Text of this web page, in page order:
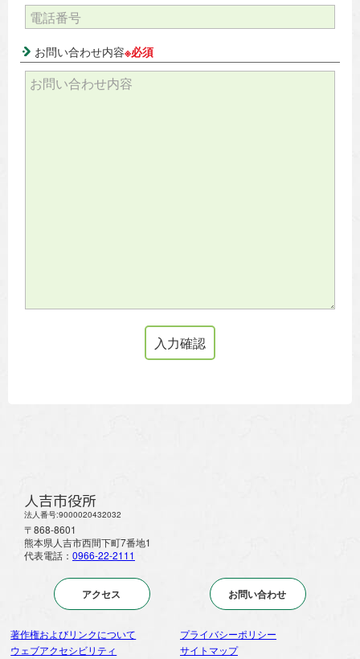
お問い合わせ内容※必須
人吉市役所
法人番号:9000020432032
〒868-8601
熊本県人吉市西間下町7番地1
代表電話： 0966-22-2111
アクセス お問い合わせ
著作権およびリンクについて
プライバシーポリシー
ウェブアクセシビリティ
サイトマップ